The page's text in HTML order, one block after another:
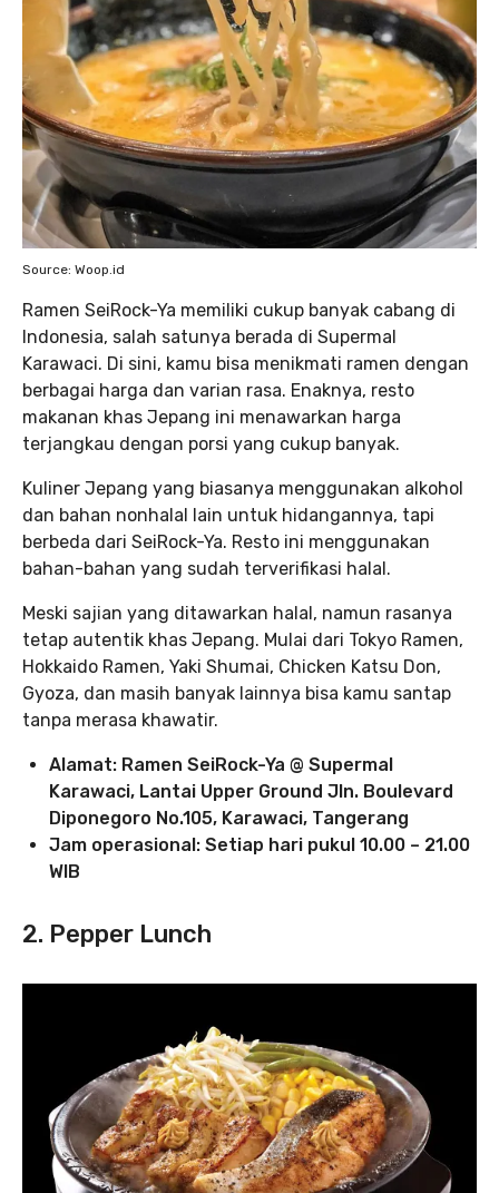
Source: Woop.id
Ramen SeiRock-Ya memiliki cukup banyak cabang di
Indonesia, salah satunya berada di Supermal
Karawaci. Di sini, kamu bisa menikmati ramen dengan
berbagai harga dan varian rasa. Enaknya, resto
makanan khas Jepang ini menawarkan harga
terjangkau dengan porsi yang cukup banyak.
Kuliner Jepang yang biasanya menggunakan alkohol
dan bahan nonhalal lain untuk hidangannya, tapi
berbeda dari SeiRock-Ya. Resto ini menggunakan
bahan-bahan yang sudah terverifikasi halal.
Meski sajian yang ditawarkan halal, namun rasanya
tetap autentik khas Jepang. Mulai dari Tokyo Ramen,
Hokkaido Ramen, Yaki Shumai, Chicken Katsu Don,
Gyoza, dan masih banyak lainnya bisa kamu santap
tanpa merasa khawatir.
Alamat: Ramen SeiRock-Ya @ Supermal
Karawaci, Lantai Upper Ground Jln. Boulevard
Diponegoro No.105, Karawaci, Tangerang
Jam operasional: Setiap hari pukul 10.00 – 21.00
WIB
2. Pepper Lunch